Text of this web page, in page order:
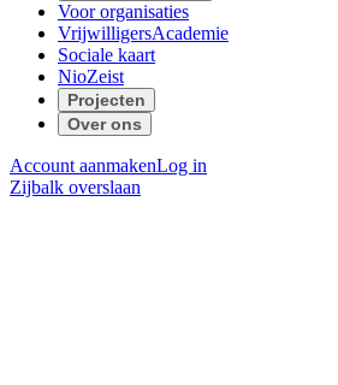
Voor organisaties
VrijwilligersAcademie
Sociale kaart
NioZeist
Projecten
Over ons
Account aanmakenLog in
Zijbalk overslaan